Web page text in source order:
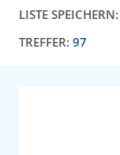
LISTE SPEICHERN:
TREFFER: 97